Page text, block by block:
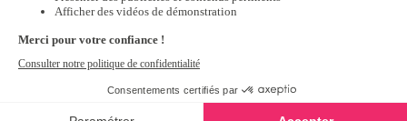
1 étoile 0
Trier les avis
invitons,